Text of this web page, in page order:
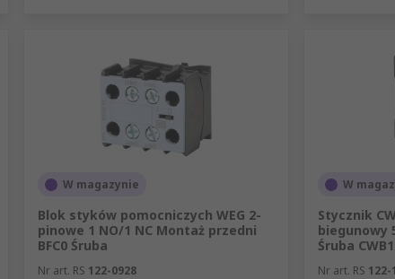
W magazynie
Blok styków pomocniczych WEG 2-
pinowe 1 NO/1 NC Montaż przedni
BFC0 Śruba
Nr art. RS 122-0928
W
Stycznik
biegunowy
Śruba
Nr art. RS 122-